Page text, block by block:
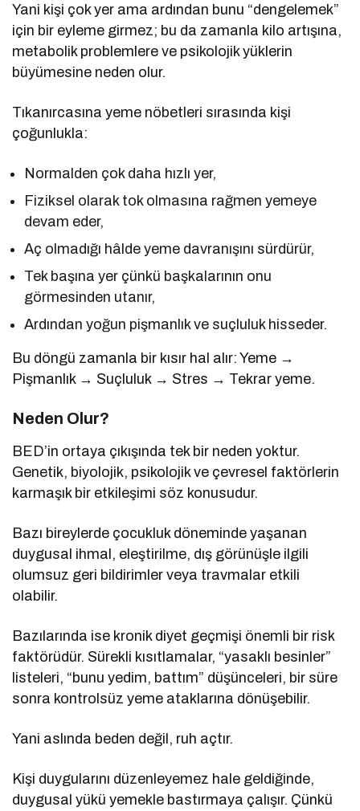
Yani kişi çok yer ama ardından bunu “dengelemek”
için bir eyleme girmez; bu da zamanla kilo artışına,
metabolik problemlere ve psikolojik yüklerin
büyümesine neden olur.
Tıkanırcasına yeme nöbetleri sırasında kişi
çoğunlukla:
Normalden çok daha hızlı yer,
Fiziksel olarak tok olmasına rağmen yemeye
devam eder,
Aç olmadığı hâlde yeme davranışını sürdürür,
Tek başına yer çünkü başkalarının onu
görmesinden utanır,
Ardından yoğun pişmanlık ve suçluluk hisseder.
Bu döngü zamanla bir kısır hal alır: Yeme →
Pişmanlık → Suçluluk → Stres → Tekrar yeme.
Neden Olur?
BED’in ortaya çıkışında tek bir neden yoktur.
Genetik, biyolojik, psikolojik ve çevresel faktörlerin
karmaşık bir etkileşimi söz konusudur.
Bazı bireylerde çocukluk döneminde yaşanan
duygusal ihmal, eleştirilme, dış görünüşle ilgili
olumsuz geri bildirimler veya travmalar etkili
olabilir.
Bazılarında ise kronik diyet geçmişi önemli bir risk
faktörüdür. Sürekli kısıtlamalar, “yasaklı besinler”
listeleri, “bunu yedim, battım” düşünceleri, bir süre
sonra kontrolsüz yeme ataklarına dönüşebilir.
Yani aslında beden değil, ruh açtır.
Kişi duygularını düzenleyemez hale geldiğinde,
duygusal yükü yemekle bastırmaya çalışır. Çünkü